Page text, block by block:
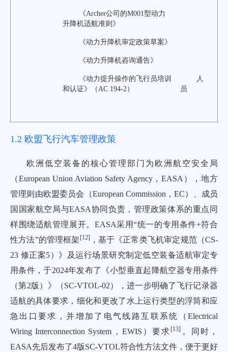
《Archer公司的M001型动力
升降机适航准则》
《动力升降机审定政策草案》
《动力升降机咨询通告》
《动力提升操作的飞行员培训
和认证》（AC 194-2）
人
员
1.2 欧盟飞行汽车管理政策
欧洲低空装备的核心管理部门为欧洲航空安全局
（European Union Aviation Safety Agency，EASA），地方
管理则由欧盟委员会（European Commission，EC）、成员
国国家航空局与EASA协同负责，管理政策体系的重点同
样围绕适航管理展开。EASA采用“统一的专用条件+符合
性方法”的管理框架 [12] ，基于《正常类飞机审定规范（CS-
23 修正案5）》及运行场景研究制定低空装备适航审定专
用条件，于2024年发布了《小型垂直起降航空器专用条件
（第2版）》（SC-VTOL-02），进一步明确了飞行记录器
适航的具体要求，细化和更改了水上运行类型的浮筒和应
急出口要求，并增加了电气线路互联系统（Electrical
Wiring Interconnection System，EWIS）要求 [13] 。同时，
EASA先后发布了4版SC-VTOL符合性方法文件，便于更好